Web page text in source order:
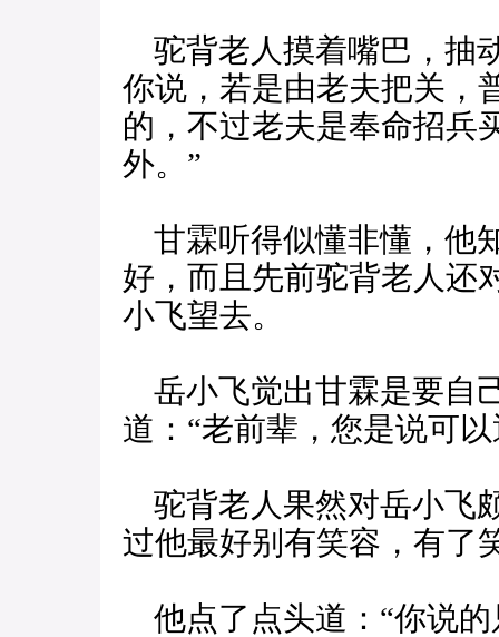
驼背老人摸着嘴巴，抽
你说，若是由老夫把关，
的，不过老夫是奉命招兵
外。”
甘霖听得似懂非懂，他
好，而且先前驼背老人还
小飞望去。
岳小飞觉出甘霖是要自
道：“老前辈，您是说可
驼背老人果然对岳小飞
过他最好别有笑容，有了
他点了点头道：“你说的